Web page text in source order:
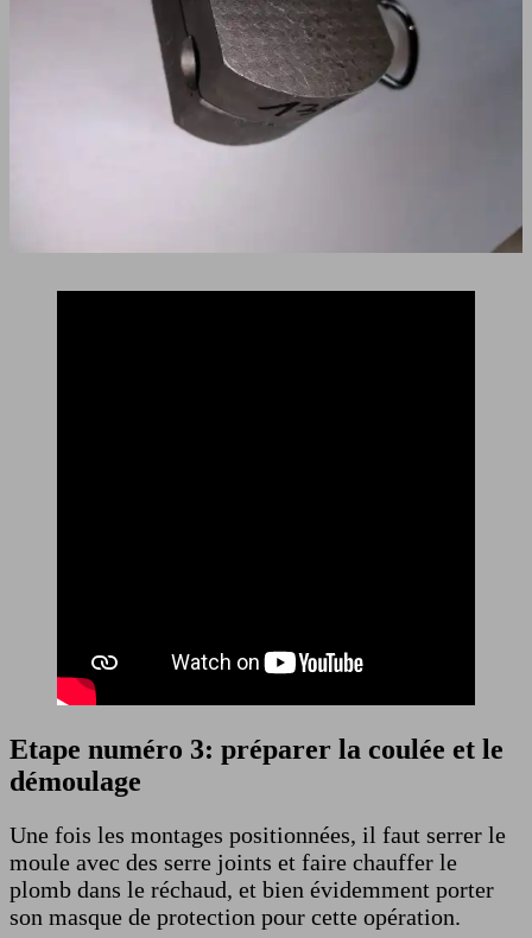
Etape numéro 3: préparer la coulée et le
démoulage
Une fois les montages positionnées, il faut serrer le
moule avec des serre joints et faire chauffer le
plomb dans le réchaud, et bien évidemment porter
son masque de protection pour cette opération.